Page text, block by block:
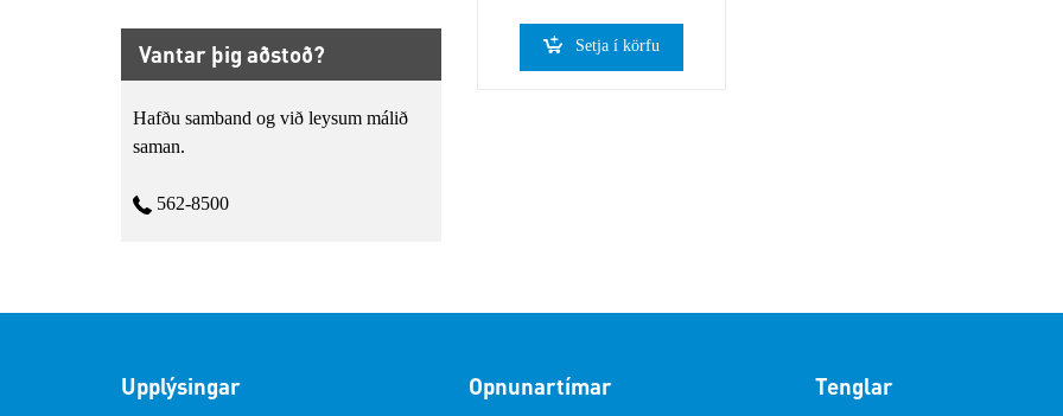
Setja í körfu
Vantar þig aðstoð?
Hafðu samband og við leysum málið
saman.
562-8500
Upplýsingar Opnunartímar Tenglar